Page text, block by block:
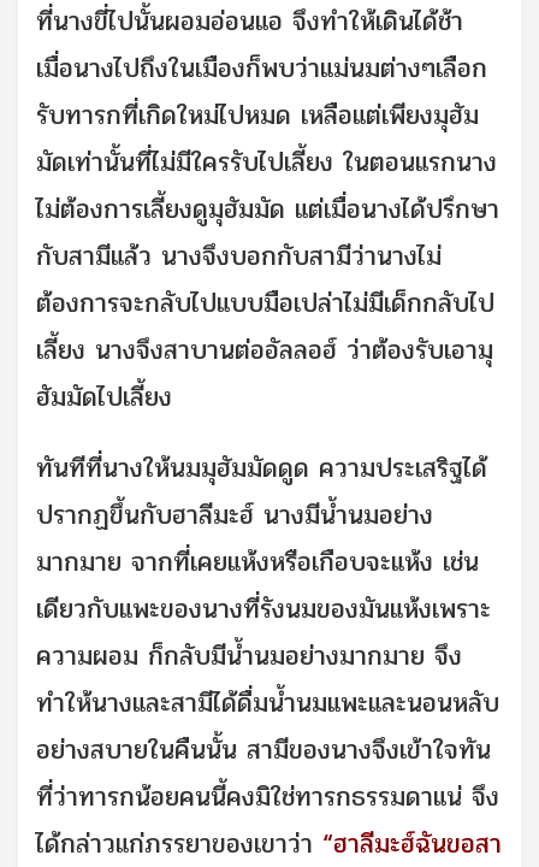
ที่นางขี่ไปนั้นผอมอ่อนแอ จึงทำให้เดินได้ช้า
เมื่อนางไปถึงในเมืองก็พบว่าแม่นมต่างๆเลือก
รับทารกที่เกิดใหม่ไปหมด เหลือแต่เพียงมุฮัม
มัดเท่านั้นที่ไม่มีใครรับไปเลี้ยง ในตอนแรกนาง
ไม่ต้องการเลี้ยงดูมุฮัมมัด แต่เมื่อนางได้ปรึกษา
กับสามีแล้ว นางจึงบอกกับสามีว่านางไม่
ต้องการจะกลับไปแบบมือเปล่าไม่มีเด็กกลับไป
เลี้ยง นางจึงสาบานต่ออัลลอฮ์ ว่าต้องรับเอามุ
ฮัมมัดไปเลี้ยง
ทันทีที่นางให้นมมุฮัมมัดดูด ความประเสริฐได้
ปรากฏขึ้นกับฮาลีมะฮ์ นางมีน้ำนมอย่าง
มากมาย จากที่เคยแห้งหรือเกือบจะแห้ง เช่น
เดียวกับแพะของนางที่รังนมของมันแห้งเพราะ
ความผอม ก็กลับมีน้ำนมอย่างมากมาย จึง
ทำให้นางและสามีได้ดื่มน้ำนมแพะและนอนหลับ
อย่างสบายในคืนนั้น สามีของนางจึงเข้าใจทัน
ที่ว่าทารกน้อยคนนี้คงมิใช่ทารกธรรมดาแน่ จึง
ได้กล่าวแก่ภรรยาของเขาว่า “ฮาลีมะฮ์ฉันขอสา